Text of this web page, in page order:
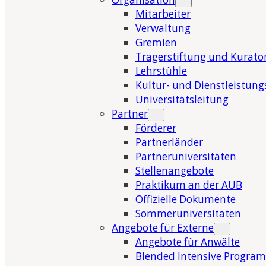
Mitarbeiter
Verwaltung
Gremien
Trägerstiftung und
Lehrstühle
Kultur- und
Universitätsleitung
Partner
Förderer
Partnerländer
Partneruniversitäten
Stellenangebote
Praktikum an der AUB
Offizielle Dokumente
Sommeruniversitäten
Angebote für Externe
Angebote für Anwälte
Blended Intensive Program